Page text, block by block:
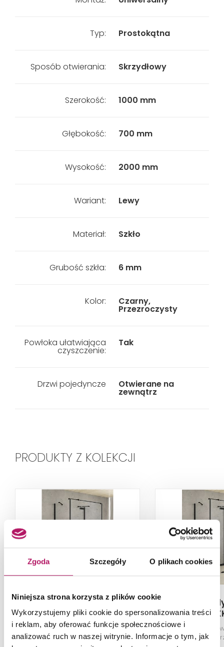
Zgoda Szczegóły O plikach cookies
Niniejsza strona korzysta z plików cookie
Wykorzystujemy pliki cookie do spersonalizowania treści
i reklam, aby oferować funkcje społecznościowe i
analizować ruch w naszej witrynie. Informacje o tym, jak
Typ: Prostokątna
Sposób otwierania: Skrzydłowy
Szerokość: 1000 mm
Głębokość: 700 mm
Wysokość: 2000 mm
Wariant: Lewy
Materiał: Szkło
Grubość szkła: 6 mm
Kolor: Czarny,
Przezroczysty
Powłoka ułatwiająca
czyszczenie:
Tak
Drzwi pojedyncze Otwierane na
zewnątrz
PRODUKTY Z KOLEKCJI
New Trendy Reflexa
Black EXK-1364
Kabina prysznicowa przyścienna
prawa, szkło przezroczyste,
New
Black
Kabina
prawa, szkło